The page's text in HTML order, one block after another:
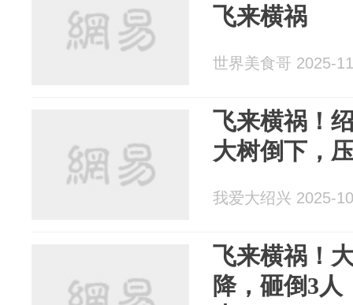
飞来横祸
世界美食哥 2025-
飞来横祸！
大树倒下，
我爱大绍兴 2025-
飞来横祸！
降，砸倒3